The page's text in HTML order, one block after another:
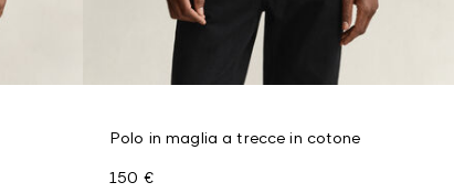
Polo in maglia a trecce in cotone
150 €